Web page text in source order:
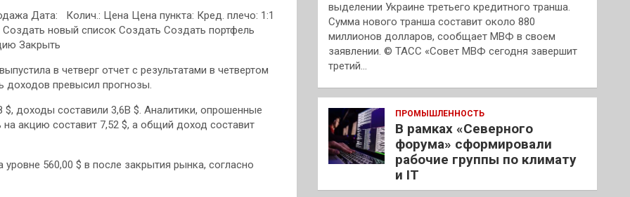
Дата: Колич.: Цена Цена пункта: Кред. плечо: 1:1
Создать новый список Создать Создать портфель
Закрыть
в четверг отчет с результатами в четвертом
доходов превысил прогнозы.
доходы составили 3,6B $. Аналитики, опрошенные
акцию составит 7,52 $, а общий доход составит
560,00 $ в после закрытия рынка, согласно
выделении Украине третьего кредитного транша.
Сумма нового транша составит около 880
миллионов долларов, сообщает МВФ в своем
заявлении. © ТАСС «Совет МВФ сегодня завершит
третий…
ПРОМЫШЛЕННОСТЬ
В рамках «Северного
форума» сформировали
рабочие группы по климату
и IT